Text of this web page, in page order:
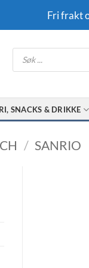
Fri frakt
Products
search
SNACKS & DRIKKE
/ SANRIO